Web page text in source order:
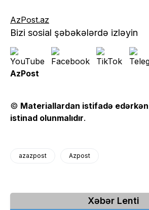
AzPost.az
Bizi sosial şəbəkələrdə izləyin
AzPost
© Materiallardan istifadə
istinad olunmalıdır.
azazpost Azpost
Xəbər Lenti